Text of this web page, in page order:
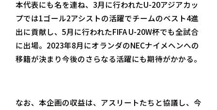
本代表にも名を連ね、3月に行われたU-20アジアカッ
プでは1ゴール2アシストの活躍でチームのベスト4進
出に貢献し、5月に行われたFIFA U-20W杯でも全試合
に出場。2023年8月にオランダのNECナイメヘンへの
移籍が決まり今後のさらなる活躍にも期待がかかる。
なお、本企画の収益は、アスリートたちと協議し、今